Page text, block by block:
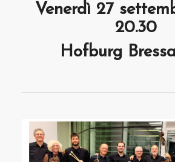
Venerdì 27
20.30
Hofburg